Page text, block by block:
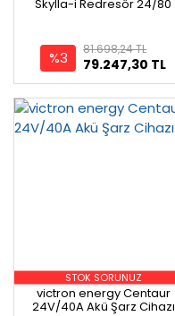
Skylla-i Redresör 24/80
%3 79.247,30 TL
81.698,24 TL
STOK SORUNUZ
victron energy Centaur
24V/40A Akü Şarz Cihazı